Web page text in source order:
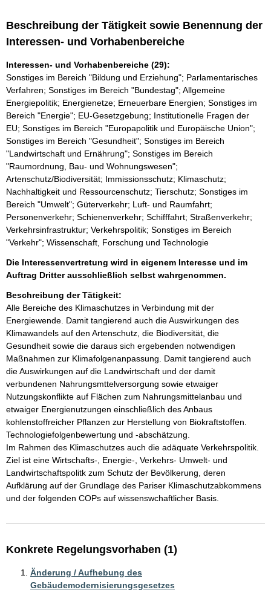
Beschreibung der Tätigkeit sowie Benennung der
Interessen- und Vorhabenbereiche
Interessen- und Vorhabenbereiche (29):
Sonstiges im Bereich "Bildung und Erziehung"; Parlamentarisches
Verfahren; Sonstiges im Bereich "Bundestag"; Allgemeine
Energiepolitik; Energienetze; Erneuerbare Energien; Sonstiges im
Bereich "Energie"; EU-Gesetzgebung; Institutionelle Fragen der
EU; Sonstiges im Bereich "Europapolitik und Europäische Union";
Sonstiges im Bereich "Gesundheit"; Sonstiges im Bereich
"Landwirtschaft und Ernährung"; Sonstiges im Bereich
"Raumordnung, Bau- und Wohnungswesen";
Artenschutz/Biodiversität; Immissionsschutz; Klimaschutz;
Nachhaltigkeit und Ressourcenschutz; Tierschutz; Sonstiges im
Bereich "Umwelt"; Güterverkehr; Luft- und Raumfahrt;
Personenverkehr; Schienenverkehr; Schifffahrt; Straßenverkehr;
Verkehrsinfrastruktur; Verkehrspolitik; Sonstiges im Bereich
"Verkehr"; Wissenschaft, Forschung und Technologie
Die Interessenvertretung wird in eigenem Interesse und im
Auftrag Dritter ausschließlich selbst wahrgenommen.
Beschreibung der Tätigkeit:
Alle Bereiche des Klimaschutzes in Verbindung mit der
Energiewende. Damit tangierend auch die Auswirkungen des
Klimawandels auf den Artenschutz, die Biodiversität, die
Gesundheit sowie die daraus sich ergebenden notwendigen
Maßnahmen zur Klimafolgenanpassung. Damit tangierend auch
die Auswirkungen auf die Landwirtschaft und der damit
verbundenen Nahrungsmttelversorgung sowie etwaiger
Nutzungskonflikte auf Flächen zum Nahrungsmittelanbau und
etwaiger Energienutzungen einschließlich des Anbaus
kohlenstoffreicher Pflanzen zur Herstellung von Biokraftstoffen.
Technologiefolgenbewertung und -abschätzung.
Im Rahmen des Klimaschutzes auch die adäquate Verkehrspolitik.
Ziel ist eine Wirtschafts-, Energie-, Verkehrs- Umwelt- und
Landwirtschaftspolitk zum Schutz der Bevölkerung, deren
Aufklärung auf der Grundlage des Pariser Klimaschutzabkommens
und der folgenden COPs auf wissenswchaftlicher Basis.
Konkrete Regelungsvorhaben (1)
Änderung / Aufhebung des
Gebäudemodernisierungsgesetzes